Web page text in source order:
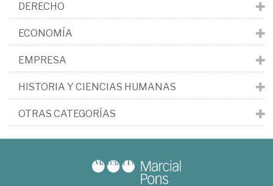
DERECHO
ECONOMÍA
EMPRESA
HISTORIA Y CIENCIAS HUMANAS
OTRAS CATEGORÍAS